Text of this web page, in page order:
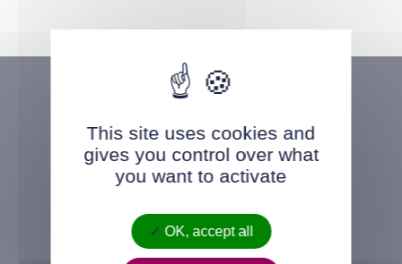
This site uses cookies and
gives you control over what
you want to activate
OK, accept all